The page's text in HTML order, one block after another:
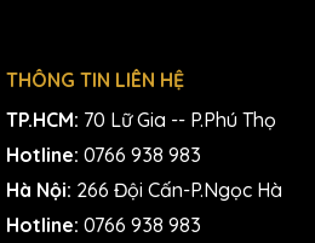
THÔNG TIN LIÊN HỆ
TP.HCM: 70 Lữ Gia -- P.Phú Thọ
Hotline: 0766 938 983
Hà Nội: 266 Đội Cấn-P.Ngọc Hà
Hotline: 0766 938 983